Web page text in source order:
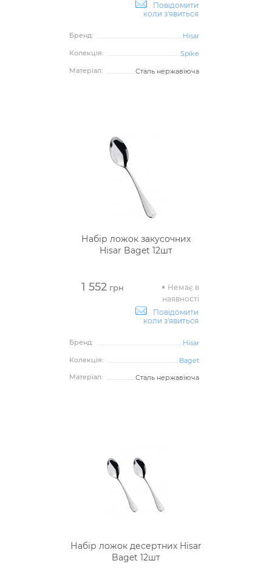
Повідомити
коли з'явиться
Бренд:
Hisar
Колекція:
Spike
Матеріал:
Сталь нержавіюча
Набір ложок закусочних
Hisar Baget 12шт
1 552 грн
Немає в
наявності
Повідомити
коли з'явиться
Бренд:
Hisar
Колекція:
Baget
Матеріал:
Сталь нержавіюча
Набір ложок десертних Hisar
Baget 12шт